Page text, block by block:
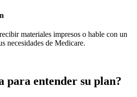
materiales impresos o hable con un
necesidades de Medicare.
para entender su plan?